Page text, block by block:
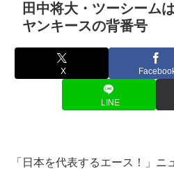
田中将大・ツーシーム
ヤンキースの背番号
X
LINE
「日本を代表するエース！」ニ